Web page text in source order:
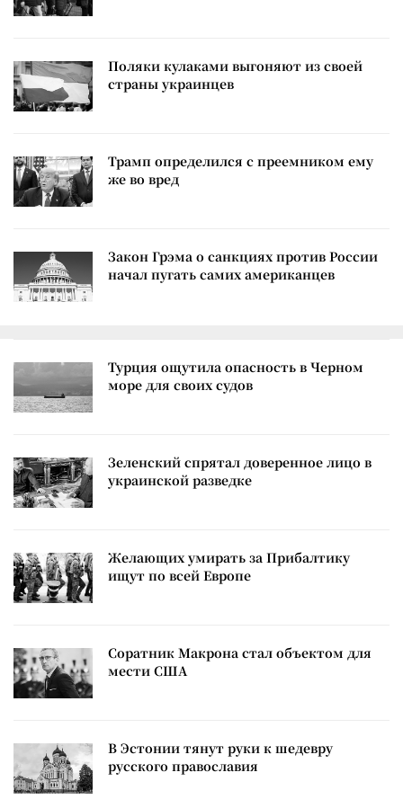
Поляки кулаками выгоняют из своей
страны украинцев
Трамп определился с преемником ему
же во вред
Закон Грэма о санкциях против России
начал пугать самих американцев
Турция ощутила опасность в Черном
море для своих судов
Зеленский спрятал доверенное лицо в
украинской разведке
Желающих умирать за Прибалтику
ищут по всей Европе
Соратник Макрона стал объектом для
мести США
В Эстонии тянут руки к шедевру
русского православия